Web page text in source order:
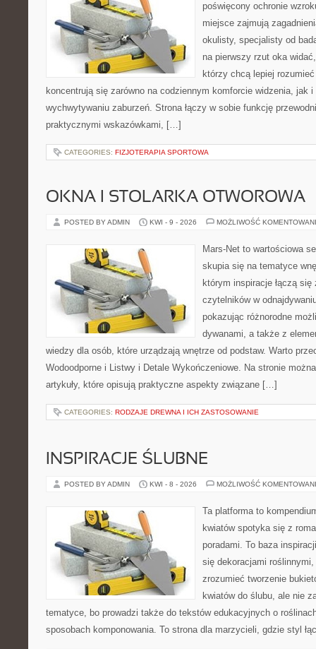
poświęcony ochronie
miejsce zajmują
okulisty, specjalisty od
na pierwszy rzut oka
którzy chcą lepiej
koncentrują się zarówno na codziennym komforcie widzenia, jak
wychwytywaniu zaburzeń. Strona łączy w sobie funkcję
praktycznymi wskazówkami, […]
CATEGORIES: FIZJOTERAPIA SPORTOWA
OKNA I STOLARKA OTWOROWA
POSTED BY ADMIN KWI - 9 - 2026 MOŻLIWOŚĆ
Mars-Net to wartościowa
skupia się na tematyce
którym inspiracje łączą
czytelników w
pokazując różnorodne
dywanami, a także z
wiedzy dla osób, które urządzają wnętrze od podstaw. Warto
Wodoodporne i Listwy i Detale Wykończeniowe. Na stronie
artykuły, które opisują praktyczne aspekty związane […]
CATEGORIES: RODZAJE DREWNA I ICH ZASTOSOWANIE
INSPIRACJE ŚLUBNE
POSTED BY ADMIN KWI - 8 - 2026 MOŻLIWOŚĆ
Ta platforma to
kwiatów spotyka się z
poradami. To baza
się dekoracjami
zrozumieć tworzenie
kwiatów do ślubu, ale nie
tematyce, bo prowadzi także do tekstów edukacyjnych o
sposobach komponowania. To strona dla marzycieli, gdzie styl